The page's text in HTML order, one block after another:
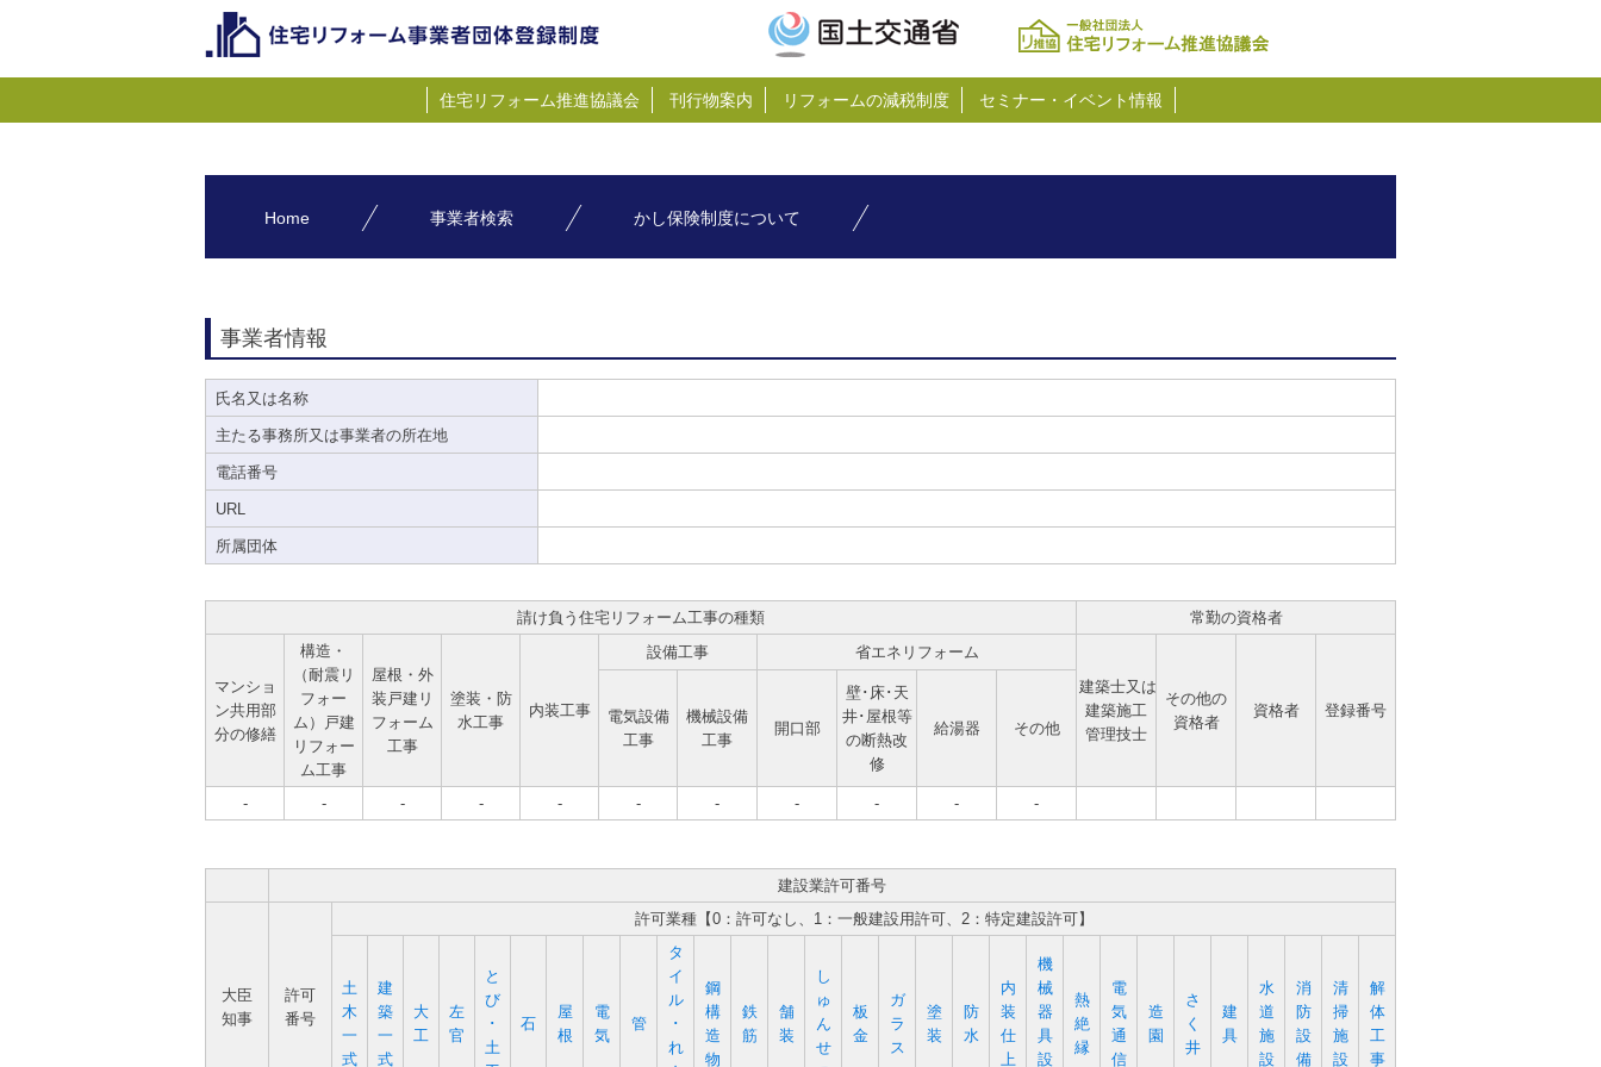
住宅リフォーム推進協議会 刊行物案内 リフォームの減税制度 セミナー・イベント情報
Home 事業者検索 かし保険制度について
事業者情報
氏名又は名称
主たる事務所又は事業者の所在地
電話番号
URL
所属団体
請け負う住宅リフォーム工事の種類 常勤の資格者
マンショ
ン共用部
分の修繕
構造・
（耐震リ
フォー
ム）戸建
リフォー
ム工事
屋根・外
装戸建リ
フォーム
工事
塗装・防
水工事
内装工事
設備工事
省エネリフォーム
建築士又は
建築施工
管理技士
その他の
資格者
資格者 登録番号
電気設備
工事
機械設備
工事
開口部
壁･床･天
井･屋根等
の断熱改
修
給湯器 その他
- - - - - - - - - - -
建設業許可番号
大臣
知事
許可
番号
許可業種【0：許可なし、1：一般建設用許可、2：特定建設許可】
土
木
一
式
建
築
一
式
大
工
左
官
と
び
･
土
石
屋
根
電
気
管
タ
イ
ル
･
れ
鋼
構
造
物
鉄
筋
舗
装
し
ゅ
ん
せ
板
金
ガ
ラ
ス
塗
装
防
水
内
装
仕
上
機
械
器
具
設
熱
絶
縁
電
気
通
信
造
園
さ
く
井
建
具
水
道
施
設
消
防
設
備
清
掃
施
設
解
体
工
事